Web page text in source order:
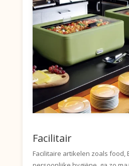
Facilitair
Facilitaire artikelen zoals food,